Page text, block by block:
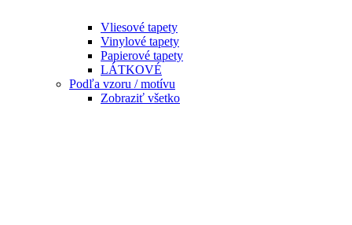
Vliesové tapety
Vinylové tapety
Papierové tapety
LÁTKOVÉ
Podľa vzoru / motívu
Zobraziť všetko